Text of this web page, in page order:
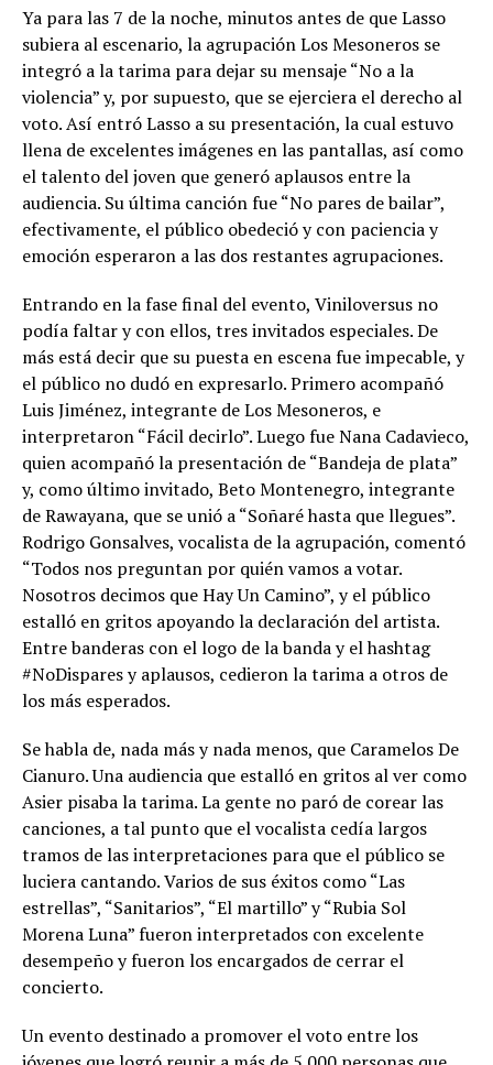
Ya para las 7 de la noche, minutos antes de que Lasso
subiera al escenario, la agrupación Los Mesoneros se
integró a la tarima para dejar su mensaje “No a la
violencia” y, por supuesto, que se ejerciera el derecho al
voto. Así entró Lasso a su presentación, la cual estuvo
llena de excelentes imágenes en las pantallas, así como
el talento del joven que generó aplausos entre la
audiencia. Su última canción fue “No pares de bailar”,
efectivamente, el público obedeció y con paciencia y
emoción esperaron a las dos restantes agrupaciones.
Entrando en la fase final del evento, Viniloversus no
podía faltar y con ellos, tres invitados especiales. De
más está decir que su puesta en escena fue impecable, y
el público no dudó en expresarlo. Primero acompañó
Luis Jiménez, integrante de Los Mesoneros, e
interpretaron “Fácil decirlo”. Luego fue Nana Cadavieco,
quien acompañó la presentación de “Bandeja de plata”
y, como último invitado, Beto Montenegro, integrante
de Rawayana, que se unió a “Soñaré hasta que llegues”.
Rodrigo Gonsalves, vocalista de la agrupación, comentó
“Todos nos preguntan por quién vamos a votar.
Nosotros decimos que Hay Un Camino”, y el público
estalló en gritos apoyando la declaración del artista.
Entre banderas con el logo de la banda y el hashtag
#NoDispares y aplausos, cedieron la tarima a otros de
los más esperados.
Se habla de, nada más y nada menos, que Caramelos De
Cianuro. Una audiencia que estalló en gritos al ver como
Asier pisaba la tarima. La gente no paró de corear las
canciones, a tal punto que el vocalista cedía largos
tramos de las interpretaciones para que el público se
luciera cantando. Varios de sus éxitos como “Las
estrellas”, “Sanitarios”, “El martillo” y “Rubia Sol
Morena Luna” fueron interpretados con excelente
desempeño y fueron los encargados de cerrar el
concierto.
Un evento destinado a promover el voto entre los